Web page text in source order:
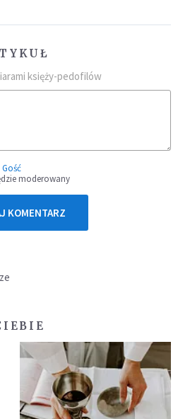
księży-pedofilów
moderowany
KOMENTARZ